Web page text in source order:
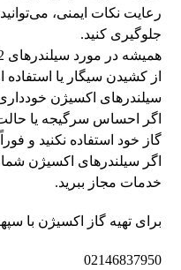
رعایت نکات ایمنی،
جلوگیری کنید.
همیشه در مورد سیلندرهای O2 خود هوشیار باشید.
از کشیدن سیگار یا استفاده
سیلندرهای اکسیژن
اگر احساس سرگیجه یا حالت
گاز خود استفاده نکنید و
اگر سیلندرهای اکسیژن شما
خدمات مجاز ببرید.
برای تهیه گاز اکسیژن با
02146837950